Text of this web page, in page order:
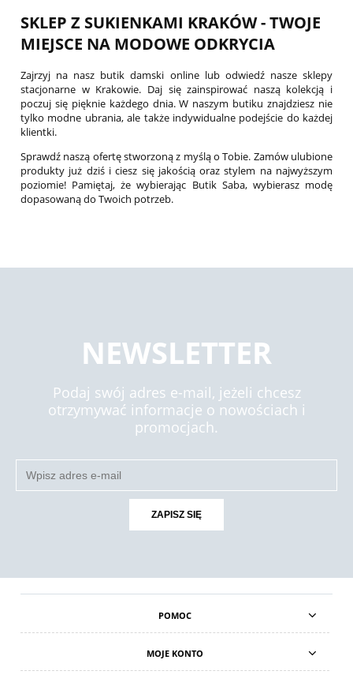
SKLEP Z SUKIENKAMI KRAKÓW - TWOJE
MIEJSCE NA MODOWE ODKRYCIA
Zajrzyj na nasz butik damski online lub odwiedź nasze sklepy
stacjonarne w Krakowie. Daj się zainspirować naszą kolekcją i
poczuj się pięknie każdego dnia. W naszym butiku znajdziesz nie
tylko modne ubrania, ale także indywidualne podejście do każdej
klientki.
Sprawdź naszą ofertę stworzoną z myślą o Tobie. Zamów ulubione
produkty już dziś i ciesz się jakością oraz stylem na najwyższym
poziomie! Pamiętaj, że wybierając Butik Saba, wybierasz modę
dopasowaną do Twoich potrzeb.
NEWSLETTER
Podaj swój adres e-mail, jeżeli chcesz
otrzymywać informacje o nowościach i
promocjach.
ZAPISZ SIĘ
POMOC
MOJE KONTO